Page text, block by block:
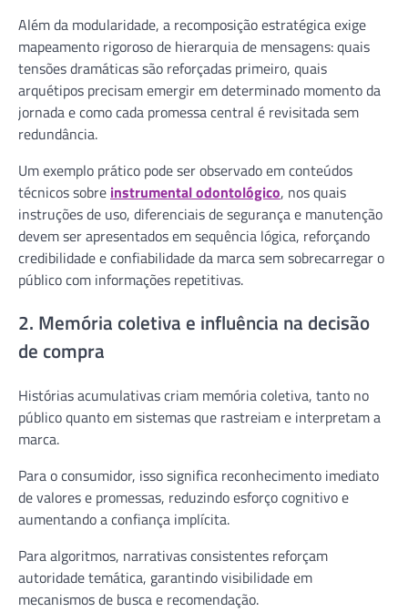
Além da modularidade, a recomposição estratégica exige
mapeamento rigoroso de hierarquia de mensagens: quais
tensões dramáticas são reforçadas primeiro, quais
arquétipos precisam emergir em determinado momento da
jornada e como cada promessa central é revisitada sem
redundância.
Um exemplo prático pode ser observado em conteúdos
técnicos sobre instrumental odontológico, nos quais
instruções de uso, diferenciais de segurança e manutenção
devem ser apresentados em sequência lógica, reforçando
credibilidade e confiabilidade da marca sem sobrecarregar o
público com informações repetitivas.
2. Memória coletiva e influência na decisão
de compra
Histórias acumulativas criam memória coletiva, tanto no
público quanto em sistemas que rastreiam e interpretam a
marca.
Para o consumidor, isso significa reconhecimento imediato
de valores e promessas, reduzindo esforço cognitivo e
aumentando a confiança implícita.
Para algoritmos, narrativas consistentes reforçam
autoridade temática, garantindo visibilidade em
mecanismos de busca e recomendação.